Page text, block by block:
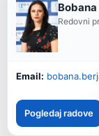
Redovni
Email:
Pogledaj radove